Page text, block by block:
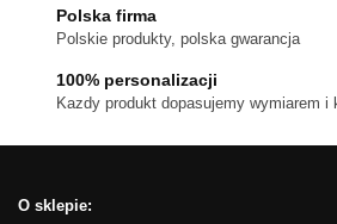
produktu
Polska firma
Polskie produkty, polska gwarancja
100% personalizacji
Kazdy produkt dopasujemy wymiarem i
O sklepie: